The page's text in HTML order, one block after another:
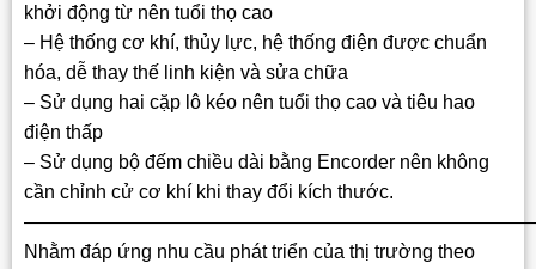
khởi động từ nên tuổi thọ cao
– Hệ thống cơ khí, thủy lực, hệ thống điện được chuẩn
hóa, dễ thay thế linh kiện và sửa chữa
– Sử dụng hai cặp lô kéo nên tuổi thọ cao và tiêu hao
điện thấp
– Sử dụng bộ đếm chiều dài bằng Encorder nên không
cần chỉnh cử cơ khí khi thay đổi kích thước.
Nhằm đáp ứng nhu cầu phát triển của thị trường theo